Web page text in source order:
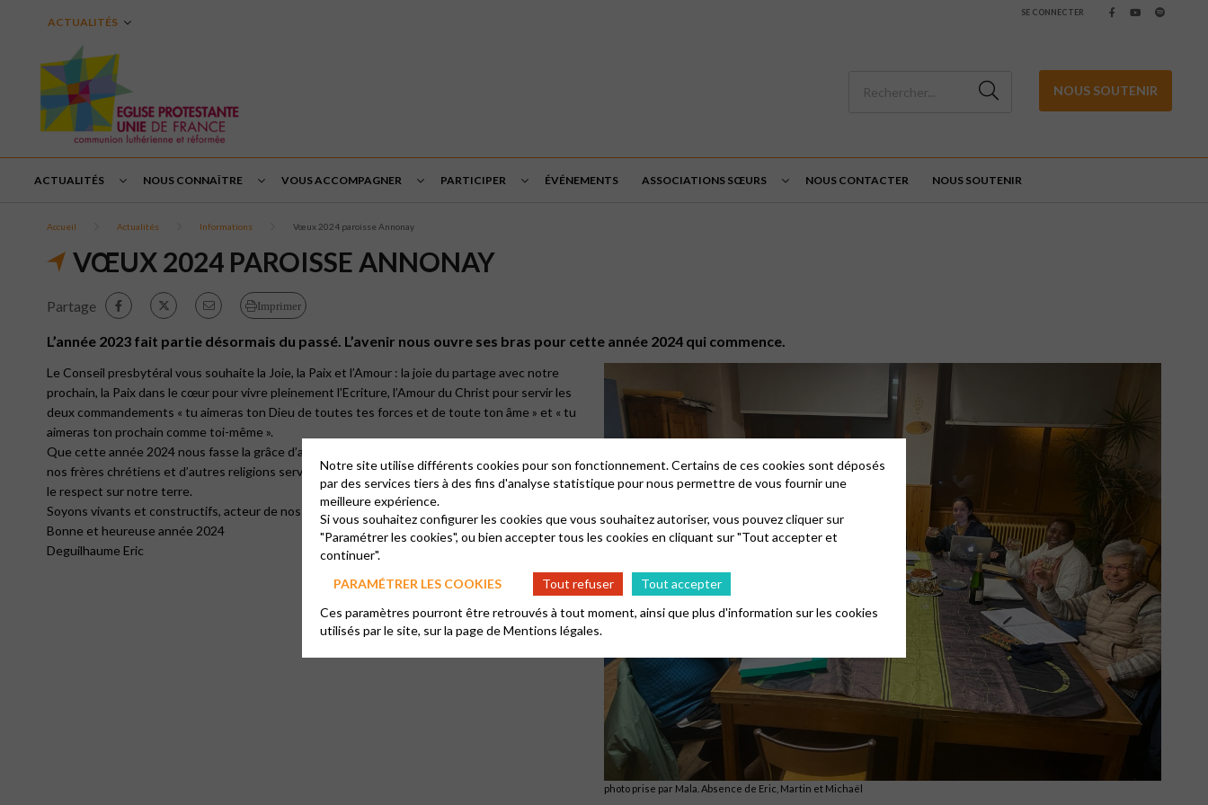
ACTUALITÉS
SE CONNECTER
NOUS SOUTENIR
ACTUALITÉS NOUS CONNAÎTRE VOUS ACCOMPAGNER PARTICIPER ÉVÉNEMENTS ASSOCIATIONS SŒURS NOUS CONTACTER NOUS SOUTENIR
Accueil Actualités Informations Vœux 2024 paroisse Annonay
VŒUX 2024 PAROISSE ANNONAY
Partage Imprimer
L’année 2023 fait partie désormais du passé. L’avenir nous ouvre ses bras pour cette année 2024 qui commence.
photo prise par Mala. Absence de Eric, Martin et Michaël
Le Conseil presbytéral vous souhaite la Joie, la Paix et l’Amour : la joie du partage avec notre
prochain, la Paix dans le cœur pour vivre pleinement l’Ecriture, l’Amour du Christ pour servir les
deux commandements « tu aimeras ton Dieu de toutes tes forces et de toute ton âme » et « tu
aimeras ton prochain comme toi-même ».
Que cette année 2024 nous fasse la grâce d’accueillir un Pasteur, de continuer à travailler avec
nos frères chrétiens et d’autres religions servant Dieu, pour ramener la Paix, L’Amour, la Joie et
le respect sur notre terre.
Soyons vivants et constructifs, acteur de nos convictions, dans l’Amour de notre Seigneur.
Bonne et heureuse année 2024
Deguilhaume Eric
Notre site utilise différents cookies pour son fonctionnement. Certains de ces cookies sont déposés
par des services tiers à des fins d'analyse statistique pour nous permettre de vous fournir une
meilleure expérience.
Si vous souhaitez configurer les cookies que vous souhaitez autoriser, vous pouvez cliquer sur
"Paramétrer les cookies", ou bien accepter tous les cookies en cliquant sur "Tout accepter et
continuer".
PARAMÉTRER LES COOKIES
Tout refuser
Tout accepter
Ces paramètres pourront être retrouvés à tout moment, ainsi que plus d'information sur les cookies
utilisés par le site, sur la page deMentions légales.